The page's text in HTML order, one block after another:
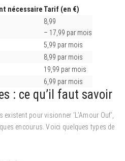
nécessaire Tarif (en €)
8,99
– 17,99 par mois
5,99 par mois
8,99 par mois
19,99 par mois
6,99 par mois
: ce qu’il faut savoir
pour visionner ‘L’Amour Ouf’,
encourus. Voici quelques types de